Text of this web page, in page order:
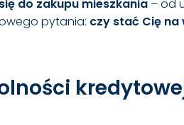
do zakupu mieszkania – od
pytania: czy stać Cię na